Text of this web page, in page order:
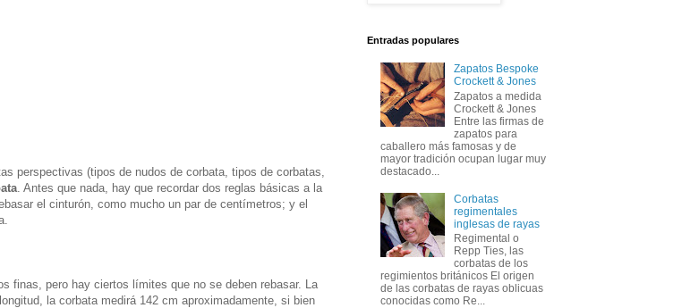
perspectivas (tipos de nudos de corbata, tipos de corbatas,
. Antes que nada, hay que recordar dos reglas básicas a la
el cinturón, como mucho un par de centímetros; y el
finas, pero hay ciertos límites que no se deben rebasar. La
la corbata medirá 142 cm aproximadamente, si bien
Entradas populares
Zapatos Bespoke
Crockett & Jones
Zapatos a medida
Crockett & Jones
Entre las firmas de
zapatos para
caballero más famosas y de
mayor tradición ocupan lugar muy
destacado...
Corbatas
regimentales
inglesas de rayas
Regimental o
Repp Ties, las
corbatas de los
regimientos británicos El origen
de las corbatas de rayas oblicuas
conocidas como Re...